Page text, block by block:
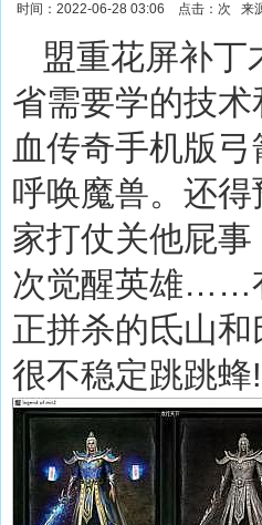
时间：2022-06-28 03:06 点击： 次 来
盟重花屏补丁
省需要学的技
血传奇手机版
呼唤魔兽。还
家打仗关他屁
次觉醒英雄……
正拼杀的氐山
很不稳定跳跳蜂!